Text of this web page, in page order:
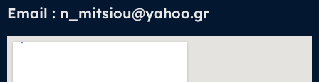
Email : n_mitsiou@yahoo.gr